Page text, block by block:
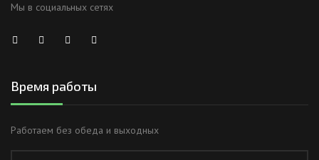
Мы в социальных сетях
Время работы
Работаем без обеда и выходных